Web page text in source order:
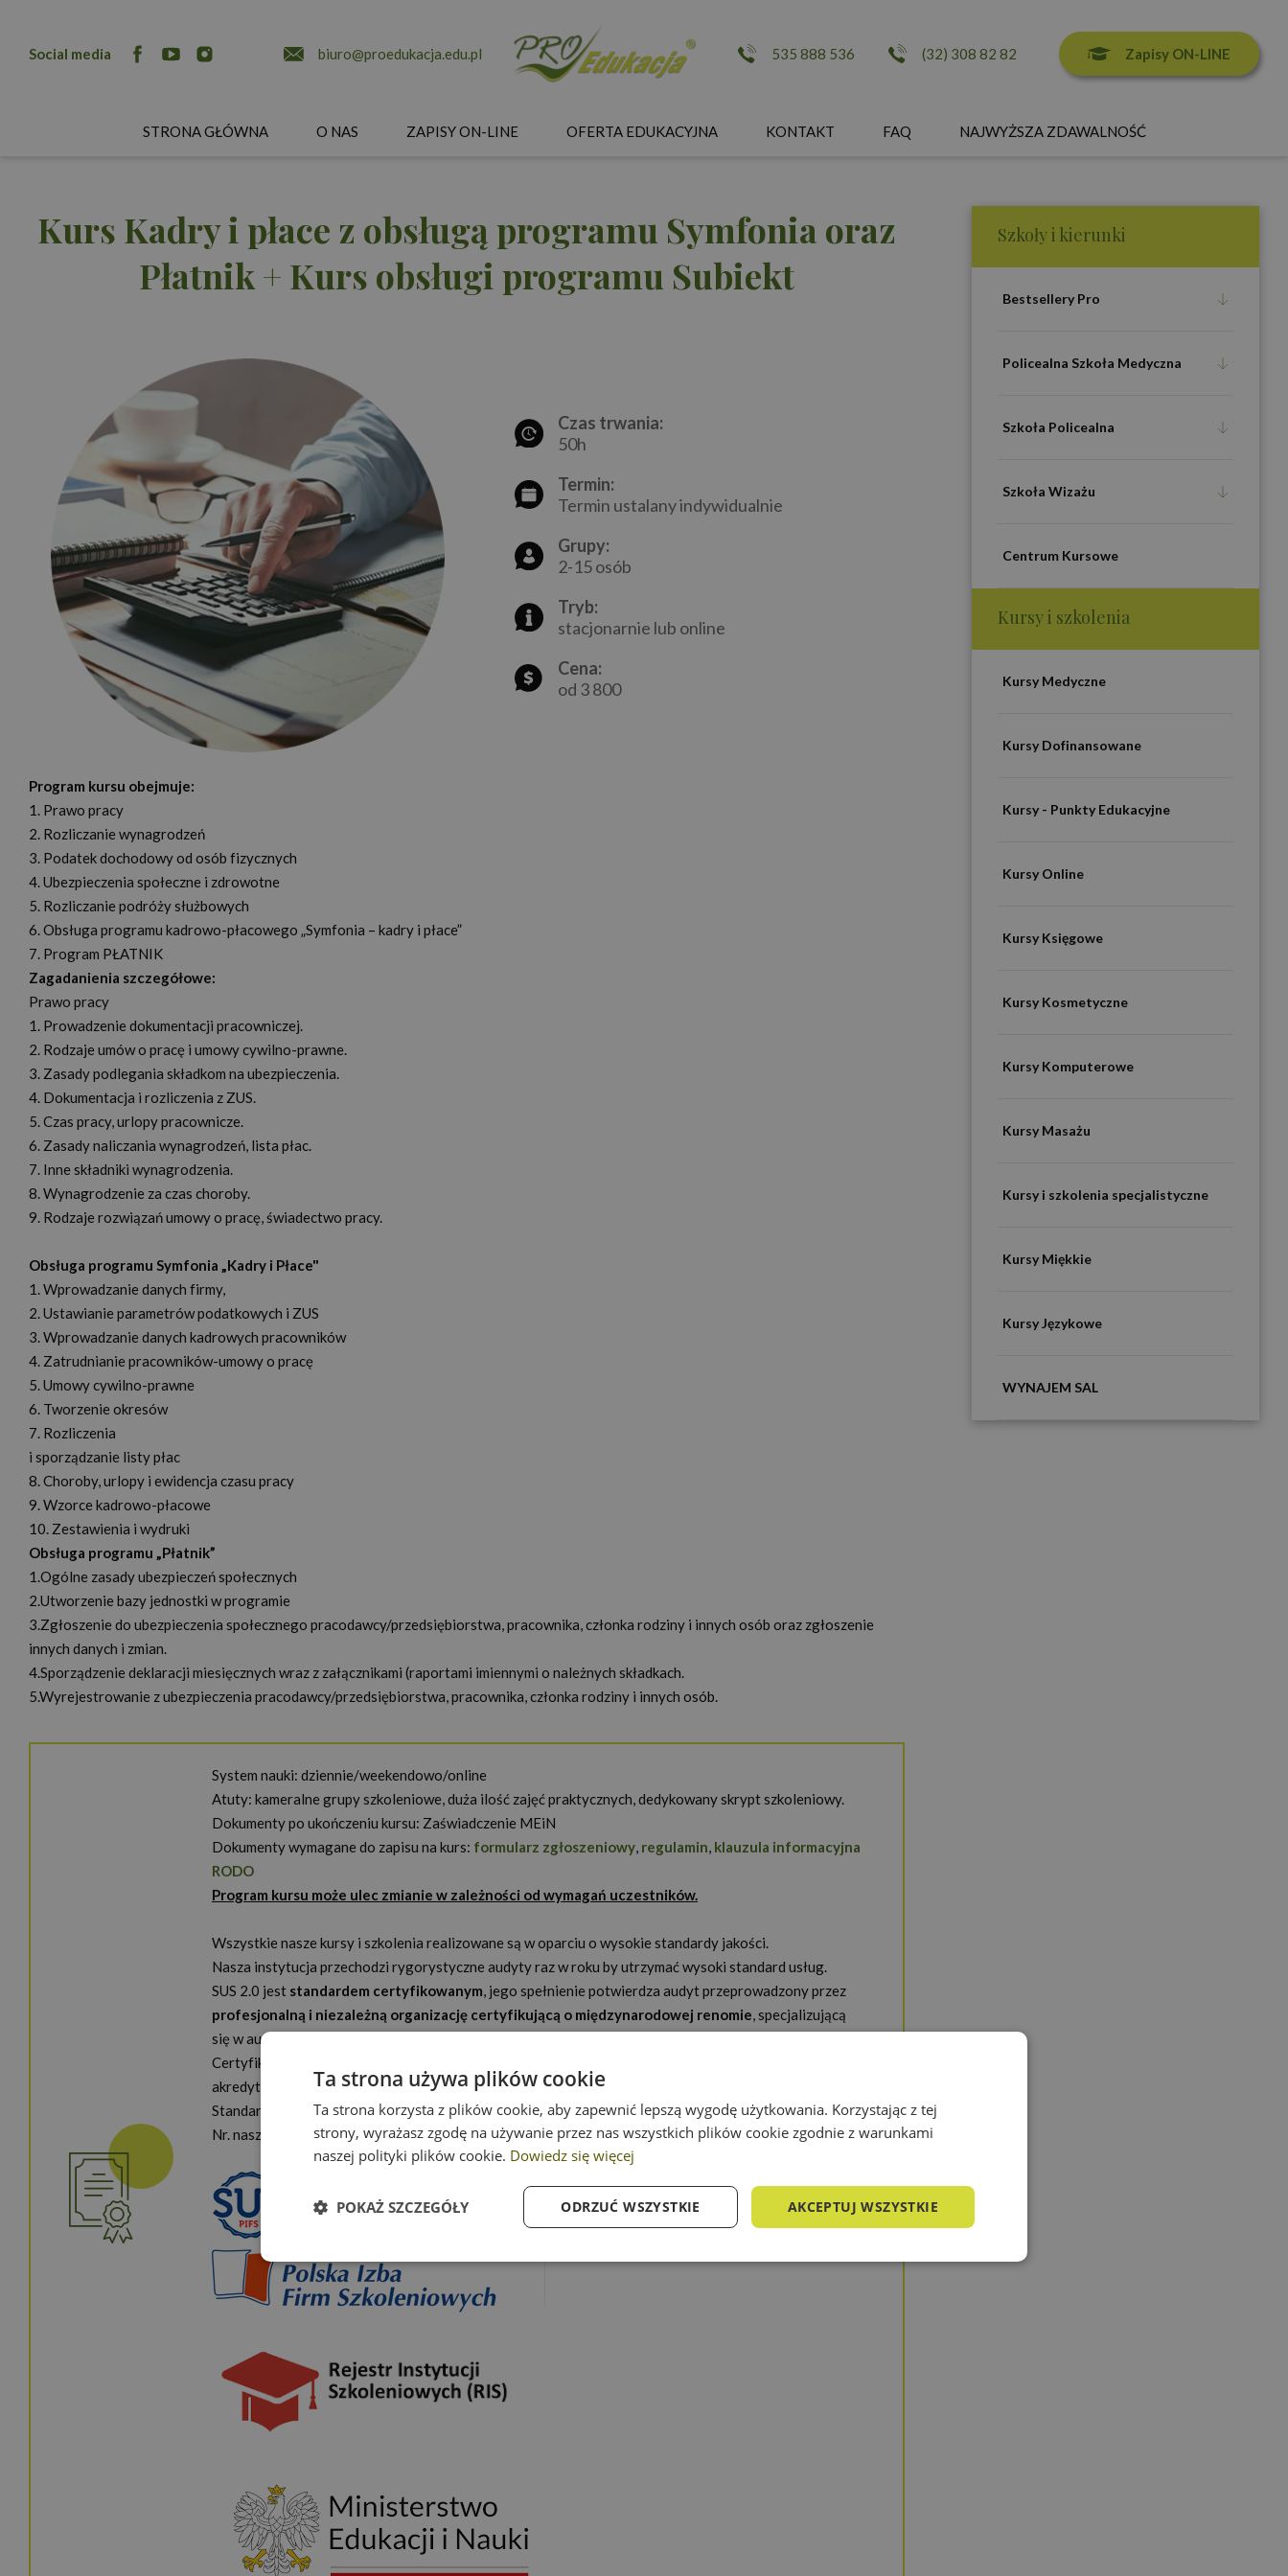
Social media biuro@proedukacja.edu.pl 535 888 536 (32) 308 82 82 Zapisy ON-LINE
STRONA GŁÓWNA O NAS ZAPISY ON-LINE OFERTA EDUKACYJNA KONTAKT FAQ NAJWYŻSZA ZDAWALNOŚĆ
Kurs Kadry i płace z obsługą programu Symfonia oraz
Płatnik + Kurs obsługi programu Subiekt
Czas trwania:
50h
Termin:
Termin ustalany indywidualnie
Grupy:
2-15 osób
Tryb:
stacjonarnie lub online
Cena:
od 3 800
Program kursu obejmuje:
1. Prawo pracy
2. Rozliczanie wynagrodzeń
3. Podatek dochodowy od osób fizycznych
4. Ubezpieczenia społeczne i zdrowotne
5. Rozliczanie podróży służbowych
6. Obsługa programu kadrowo-płacowego „Symfonia – kadry i płace”
7. Program PŁATNIK
Zagadanienia szczegółowe:
Prawo pracy
1. Prowadzenie dokumentacji pracowniczej.
2. Rodzaje umów o pracę i umowy cywilno-prawne.
3. Zasady podlegania składkom na ubezpieczenia.
4. Dokumentacja i rozliczenia z ZUS.
5. Czas pracy, urlopy pracownicze.
6. Zasady naliczania wynagrodzeń, lista płac.
7. Inne składniki wynagrodzenia.
8. Wynagrodzenie za czas choroby.
9. Rodzaje rozwiązań umowy o pracę, świadectwo pracy.
Obsługa programu Symfonia „Kadry i Płace"
1. Wprowadzanie danych firmy,
2. Ustawianie parametrów podatkowych i ZUS
3. Wprowadzanie danych kadrowych pracowników
4. Zatrudnianie pracowników-umowy o pracę
5. Umowy cywilno-prawne
6. Tworzenie okresów
7. Rozliczenia
i sporządzanie listy płac
8. Choroby, urlopy i ewidencja czasu pracy
9. Wzorce kadrowo-płacowe
10. Zestawienia i wydruki
Obsługa programu „Płatnik”
1.Ogólne zasady ubezpieczeń społecznych
2.Utworzenie bazy jednostki w programie
3.Zgłoszenie do ubezpieczenia społecznego pracodawcy/przedsiębiorstwa, pracownika, członka rodziny i innych osób oraz zgłoszenie
innych danych i zmian.
4.Sporządzenie deklaracji miesięcznych wraz z załącznikami (raportami imiennymi o należnych składkach.
5.Wyrejestrowanie z ubezpieczenia pracodawcy/przedsiębiorstwa, pracownika, członka rodziny i innych osób.
System nauki: dziennie/weekendowo/online
Atuty: kameralne grupy szkoleniowe, duża ilość zajęć praktycznych, dedykowany skrypt szkoleniowy.
Dokumenty po ukończeniu kursu: Zaświadczenie MEiN
Dokumenty wymagane do zapisu na kurs: formularz zgłoszeniowy, regulamin, klauzula informacyjna
RODO
Program kursu może ulec zmianie w zależności od wymagań uczestników.
Wszystkie nasze kursy i szkolenia realizowane są w oparciu o wysokie standardy jakości.
Nasza instytucja przechodzi rygorystyczne audyty raz w roku by utrzymać wysoki standard usług.
SUS 2.0 jest standardem certyfikowanym, jego spełnienie potwierdza audyt przeprowadzony przez
profesjonalną i niezależną organizację certyfikującą o międzynarodowej renomie, specjalizującą
się w audytach systemów zarządzania –
Certyfikat potwierdzający spełnianie standardu jest wydawany przez renomowaną jednostkę
akredytującą rozpoznawaną w całej Europie.
Standard Usług Szkoleniowo-Rozwojowych PIFS SUS 2.0 to unikatowe rozwiązanie na polskim rynku
Nr. naszego CertyfikatuDEKRA/SUS/000182/2
Szkoły i kierunki
Bestsellery Pro
Policealna Szkoła Medyczna
Szkoła Policealna
Szkoła Wizażu
Centrum Kursowe
Kursy i szkolenia
Kursy Medyczne
Kursy Dofinansowane
Kursy - Punkty Edukacyjne
Kursy Online
Kursy Księgowe
Kursy Kosmetyczne
Kursy Komputerowe
Kursy Masażu
Kursy i szkolenia specjalistyczne
Kursy Miękkie
Kursy Językowe
WYNAJEM SAL
Ta strona używa plików cookie
Ta strona korzysta z plików cookie, aby zapewnić lepszą wygodę użytkowania. Korzystając z tej
strony, wyrażasz zgodę na używanie przez nas wszystkich plików cookie zgodnie z warunkami
naszej polityki plików cookie. Dowiedz się więcej
AKCEPTUJ WSZYSTKIE
ODRZUĆ WSZYSTKIE
POKAŻ SZCZEGÓŁY
Niezbędne Wydajność Targetowanie Funkcjonalność
Niezbędne
www.proedukacja.edu.pl